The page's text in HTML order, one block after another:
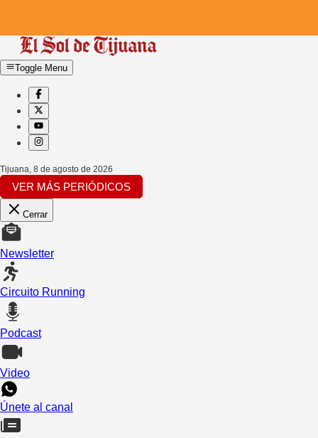
Toggle Menu
Tijuana 8 de agosto de 2026
VER MÁS PERIÓDICOS
Cerrar
Newsletter
Circuito Running
Podcast
Video
Únete al canal